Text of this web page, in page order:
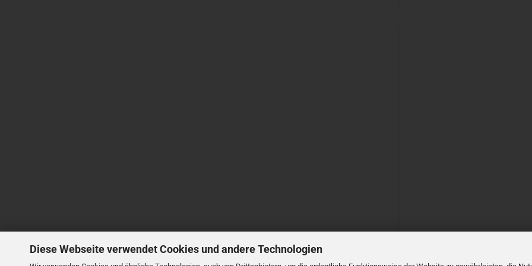
Diese Webseite verwendet Cookies und andere Technologien